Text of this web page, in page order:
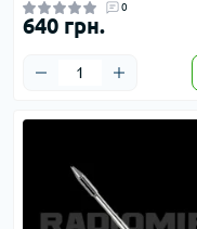
0
640 грн.